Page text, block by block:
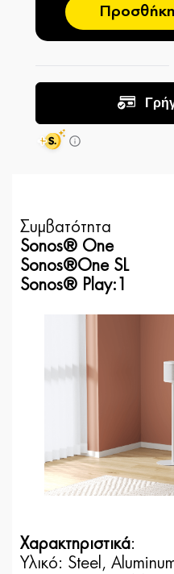
Συμβατότητα
Sonos® One
Sonos®One SL
Sonos® Play:1
Χαρακτηριστικά:
Υλικό: Steel,